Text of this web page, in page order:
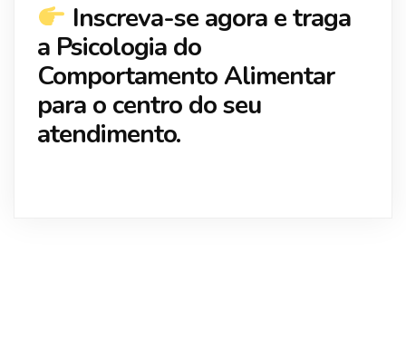
Inscreva-se agora e traga
a Psicologia do
Comportamento Alimentar
para o centro do seu
atendimento.